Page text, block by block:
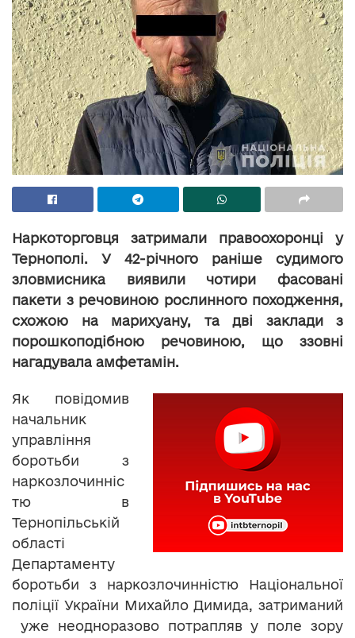
Наркоторговця затримали правоохоронці у
Тернополі. У 42-річного раніше судимого
зловмисника виявили чотири фасовані
пакети з речовиною рослинного походження,
схожою на марихуану, та дві заклади з
порошкоподібною речовиною, що ззовні
нагадувала амфетамін.
Як повідомив
начальник
управління
боротьби з
наркозлочинніс
тю в
Тернопільській
області
Департаменту
боротьби з наркозлочинністю Національної
поліції України Михайло Димида, затриманий
уже неодноразово потрапляв у поле зору